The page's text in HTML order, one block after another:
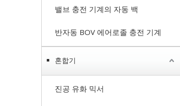
밸브 충전 기계의 자동 백
반자동 BOV 에어로졸 충전 기계
혼합기
진공 유화 믹서